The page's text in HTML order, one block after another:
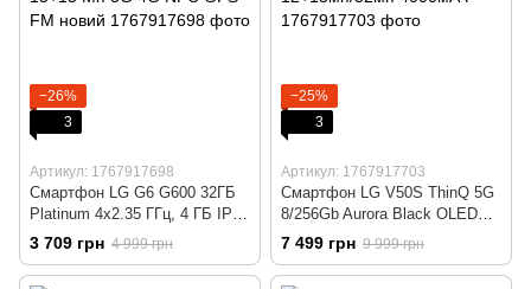
−26%
3
Артикул: 1767917698
Смартфон LG G6 G600 32ГБ
Platinum 4x2.35 ГГц, 4 ГБ IPS
2880x1440 камера 13+13 Мп
3G 4G NFC GPS FM новий
3 709 грн 4 999 грн
−25%
3
Артикул: 1767917703
Смартфон LG V50S ThinQ 5G
8/256Gb Aurora Black OLED
6.4" 8ядер 12+13мп/32мп
4000мАч
7 499 грн 9 999 грн